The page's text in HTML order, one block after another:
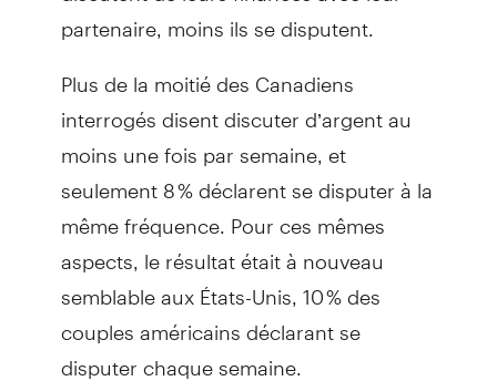
partenaire, moins ils se disputent.
Plus de la moitié des Canadiens
interrogés disent discuter d’argent au
moins une fois par semaine, et
seulement 8 % déclarent se disputer à la
même fréquence. Pour ces mêmes
aspects, le résultat était à nouveau
semblable aux États-Unis, 10 % des
couples américains déclarant se
disputer chaque semaine.